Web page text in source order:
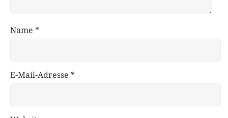
Name *
E-Mail-Adresse *